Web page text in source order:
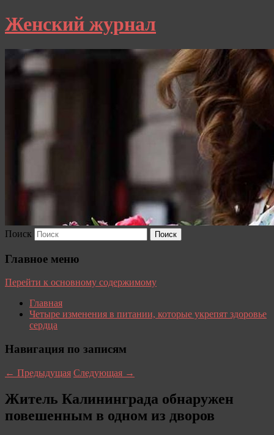
Женский журнал
Поиск
Главное меню
Перейти к основному содержимому
Главная
Четыре изменения в питании, которые укрепят здоровье
сердца
Навигация по записям
← Предыдущая Следующая →
Житель Калининграда обнаружен
повешенным в одном из дворов